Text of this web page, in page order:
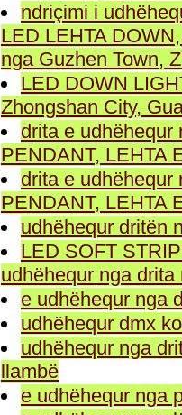
ndriçimi i
LED LEHTA
nga Guzhen Town,
LED DOWN
Zhongshan City,
drita e udhëhequr
PENDANT, LEHTA
drita e udhëhequr
PENDANT, LEHTA
udhëhequr dritën
LED SOFT
udhëhequr nga
e udhëhequr nga
udhëhequr dmx
udhëhequr nga
llambë
e udhëhequr nga